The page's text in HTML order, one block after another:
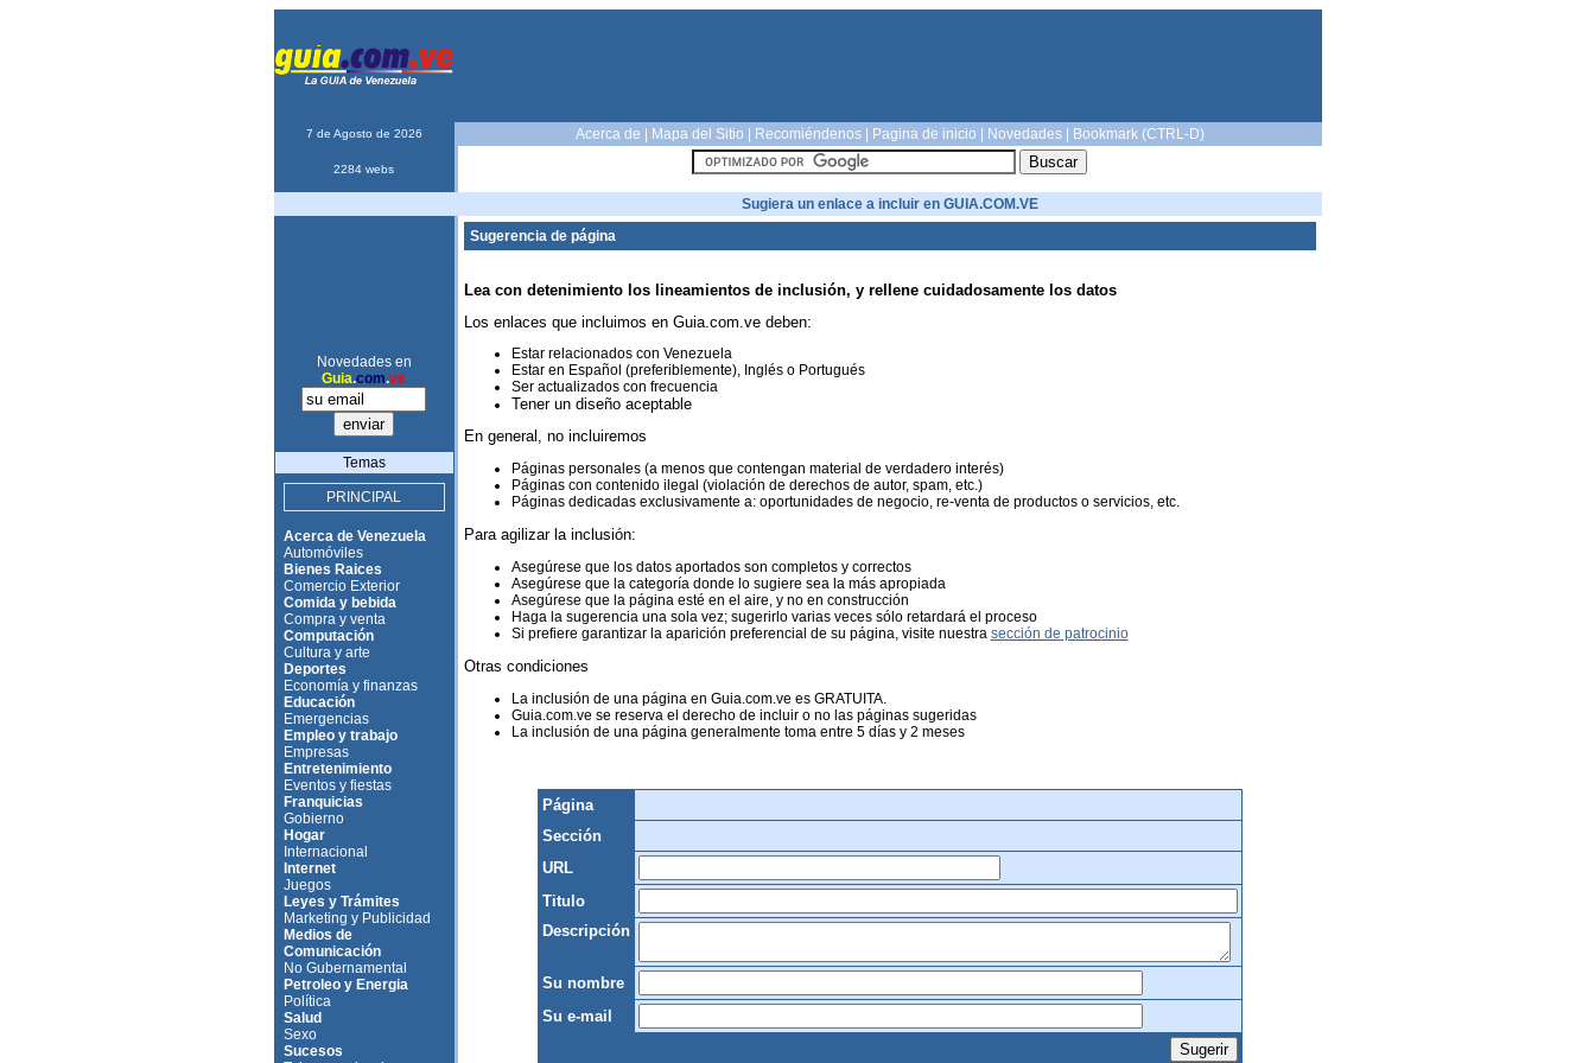
7 de Agosto de 2026 Acerca de Mapa del Sitio Recomiéndenos| Pagina de inicio Novedades| Bookmark (CTRL-D)
2284 webs
Sugiera un enlace a incluir en GUIA.COM.VE
Novedades en
Guia.com.ve
Temas
PRINCIPAL
Acerca de Venezuela
Automóviles
Bienes Raices
Comercio Exterior
Comida y bebida
Compra y venta
Computación
Cultura y arte
Deportes
Economía y finanzas
Educación
Emergencias
Empleo y trabajo
Empresas
Entretenimiento
Eventos y fiestas
Franquicias
Gobierno
Hogar
Internacional
Internet
Juegos
Leyes y Trámites
Marketing y Publicidad
Medios de
Comunicación
No Gubernamental
Petroleo y Energia
Política
Salud
Sexo
Sucesos
Sugerencia de página
Lea con detenimiento los lineamientos de inclusión, y rellene cuidadosamente los datos
Los enlaces que incluimos en Guia.com.ve deben:
Estar relacionados con Venezuela
Estar en Español (preferiblemente), Inglés o Portugués
Ser actualizados con frecuencia
Tener un diseño aceptable
En general, no incluiremos
Páginas personales (a menos que contengan material de verdadero interés)
Páginas con contenido ilegal (violación de derechos de autor, spam, etc.)
Páginas dedicadas exclusivamente a: oportunidades de negocio, re-venta de productos o servicios, etc.
Para agilizar la inclusión:
Asegúrese que los datos aportados son completos y correctos
Asegúrese que la categoría donde lo sugiere sea la más apropiada
Asegúrese que la página esté en el aire, y no en construcción
Haga la sugerencia una sola vez; sugerirlo varias veces sólo retardará el proceso
Si prefiere garantizar la aparición preferencial de su página, visite nuestra sección de patrocinio
Otras condiciones
La inclusión de una página en Guia.com.ve es GRATUITA.
Guia.com.ve se reserva el derecho de incluir o no las páginas sugeridas
La inclusión de una página generalmente toma entre 5 días y 2 meses
Página
Sección
URL
Titulo
Descripción
Su nombre
Su e-mail